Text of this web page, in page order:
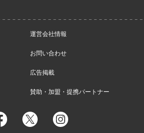
運営会社情報
お問い合わせ
広告掲載
賛助・加盟・提携パートナー
twitter instagram